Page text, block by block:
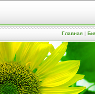
Главная|